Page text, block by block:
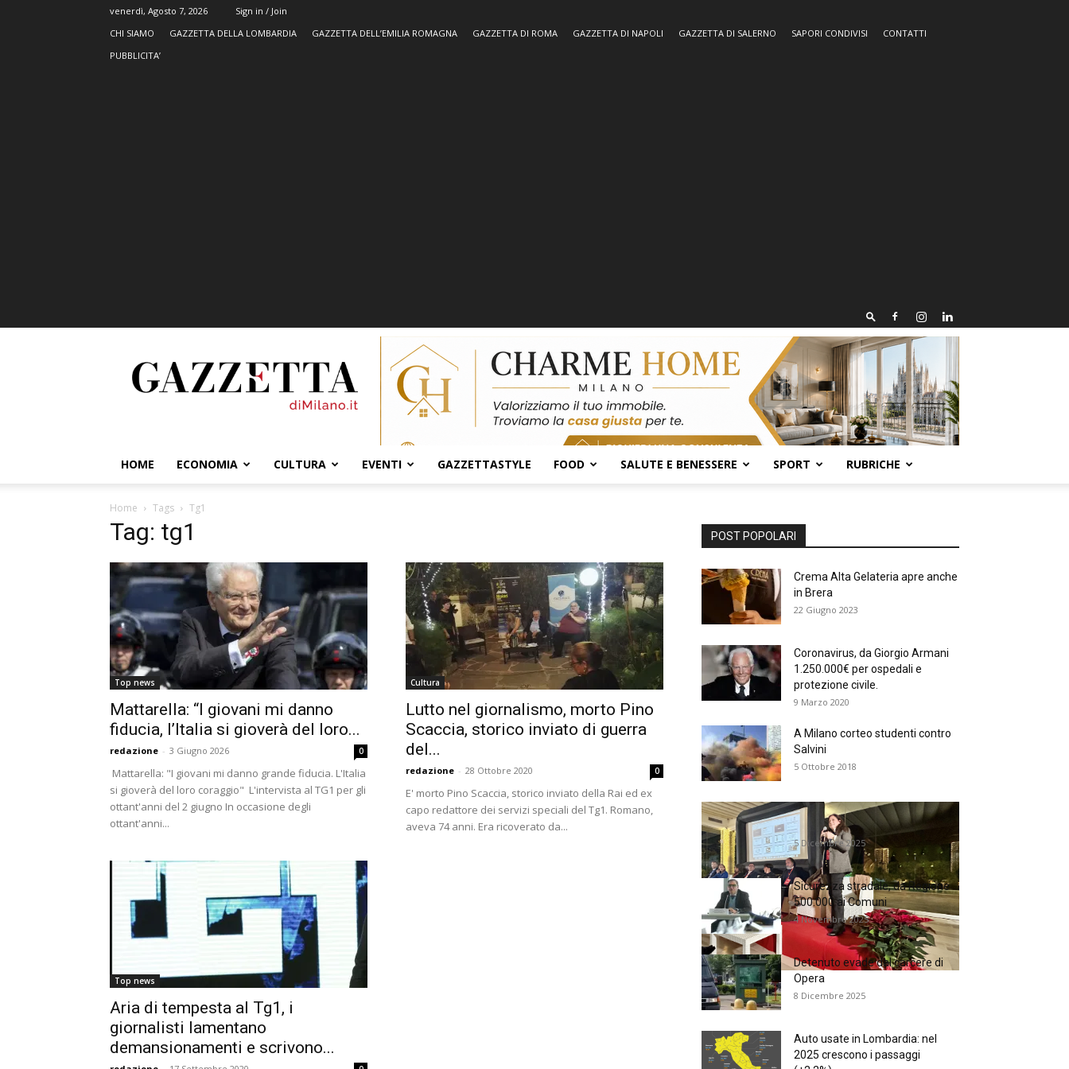
venerdì, Agosto 7, 2026
Sign in / Join
CHI SIAMO
GAZZETTA DELLA LOMBARDIA GAZZETTA DELL’EMILIA ROMAGNA GAZZETTA DI ROMA GAZZETTA DI NAPOLI GAZZETTA DI SALERNO SAPORI CONDIVISI
CONTATTI
PUBBLICITA’
HOME ECONOMIA CULTURA EVENTI GAZZETTASTYLE FOOD SALUTE E BENESSERE SPORT RUBRICHE
Home Tags Tg1
Tag: tg1
Top news
Mattarella: “I giovani mi danno
fiducia, l’Italia si gioverà del loro...
redazione - 3 Giugno 2026 0
Mattarella: "I giovani mi danno grande fiducia. L'Italia
si gioverà del loro coraggio" L'intervista al TG1 per gli
ottant'anni del 2 giugno In occasione degli
ottant'anni...
Cultura
Lutto nel giornalismo, morto Pino
Scaccia, storico inviato di guerra
del...
redazione - 28 Ottobre 2020 0
E' morto Pino Scaccia, storico inviato della Rai ed ex
capo redattore dei servizi speciali del Tg1. Romano,
aveva 74 anni. Era ricoverato da...
Top news
Aria di tempesta al Tg1, i
giornalisti lamentano
demansionamenti e scrivono...
POST POPOLARI
Crema Alta Gelateria apre anche
in Brera
22 Giugno 2023
Coronavirus, da Giorgio Armani
1.250.000€ per ospedali e
protezione civile.
9 Marzo 2020
A Milano corteo studenti contro
Salvini
5 Ottobre 2018
Congresso Nazionale HOPE alla
Masseria Ciuria
5 Dicembre 2025
Sicurezza stradale, da Regione
500.000 ai Comuni
4 Novembre 2025
Detenuto evade dal carcere di
Opera
8 Dicembre 2025
Auto usate in Lombardia: nel
2025 crescono i passaggi